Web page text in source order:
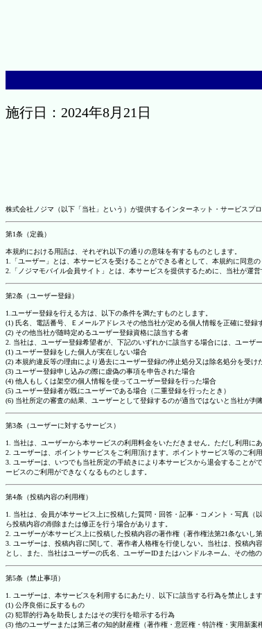
施行日：2024年8月21日
株式会社ノジマ（以下「当社」という）が提供するインターネット・サービスプ
第1条（定義）
本規約における用語は、それぞれ以下の通りの意味を有するものとします。
1.「ユーザー」とは、本サービスを受けることができる者として、本規約に同意
2.「ノジマモバイル会員サイト」とは、本サービスを提供するために、当社が運営
第2条（ユーザー登録）
1.ユーザー登録を行える方は、以下の条件を満たすものとします。
(1) 氏名、電話番号、Ｅメールアドレスその他当社が定める個人情報を正確に登録
(2) その他当社が随時定めるユーザー登録資格に該当する者
2. 当社は、ユーザー登録希望者が、下記のいずれかに該当する場合には、ユーザ
(1) ユーザー登録をした個人が実在しない場合
(2) 本規約違反等の理由により過去にユーザー登録の停止処分又は除名処分を受け
(3) ユーザー登録申し込みの際に虚偽の事項を申告された場合
(4) 他人もしくは架空の個人情報を使ってユーザー登録を行った場合
(5) ユーザー登録者が既にユーザーである場合（二重登録を行ったとき）
(6) 当社所定の審査の結果、ユーザーとして登録するのが適当ではないと当社が判
第3条（ユーザーに対するサービス）
1. 当社は、ユーザーから本サービスの利用料金をいただきません。ただし利用に
2. ユーザーは、ポイントサービスをご利用頂けます。ポイントサービス等のご
3. ユーザーは、いつでも当社所定の手続きにより本サービスから退会すること
ービスのご利用ができなくなるものとします。
第4条（投稿内容の利用権）
1. 当社は、会員が本サービス上に投稿した質問・回答・記事・コメント・写真
ら投稿内容の削除または修正を行う場合があります。
2. ユーザーが本サービス上に投稿した投稿内容の著作権（著作権法第21条ないし
3. ユーザーは、投稿内容に関して、著作者人格権を行使しない。当社は、投稿
とし、また、当社はユーザーの氏名、ユーザーIDまたはハンドルネーム、その他
第5条（禁止事項）
1. ユーザーは、本サービスを利用するにあたり、以下に該当する行為を禁止します
(1) 公序良俗に反するもの
(2) 犯罪的行為を助長しまたはその実行を暗示する行為
(3) 他のユーザーまたは第三者の知的財産権（著作権・意匠権・特許権・実用新